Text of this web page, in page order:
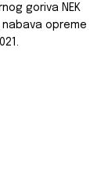
goriva NEK
nabava opreme